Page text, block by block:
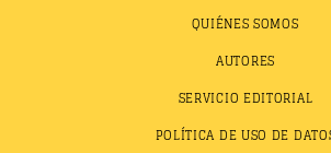
QUIÉNES SOMOS
AUTORES
SERVICIO EDITORIAL
POLÍTICA DE USO DE